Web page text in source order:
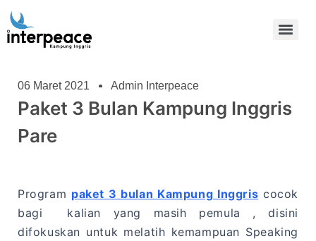
06 Maret 2021 Admin Interpeace
Paket 3 Bulan Kampung Inggris
Pare
Program paket 3 bulan Kampung Inggris cocok
bagi kalian yang masih pemula , disini
difokuskan untuk melatih kemampuan Speaking